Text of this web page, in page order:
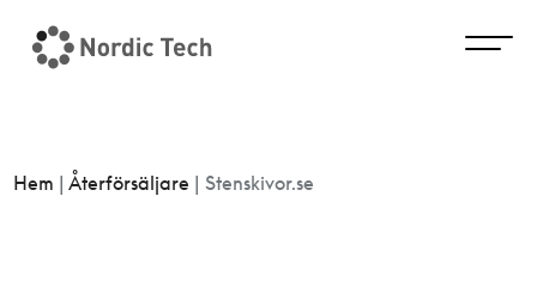
Hem |Återförsäljare |Stenskivor.se